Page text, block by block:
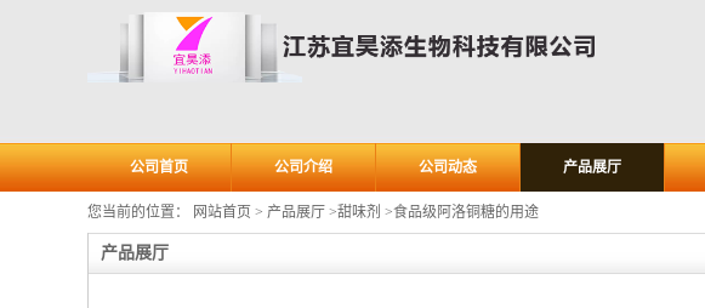
公司首页 公司介绍 公司动态 产品展厅
您当前的位置： 网站首页 > 产品展厅 >甜味剂 >食品级阿洛铜糖的用途
产品展厅